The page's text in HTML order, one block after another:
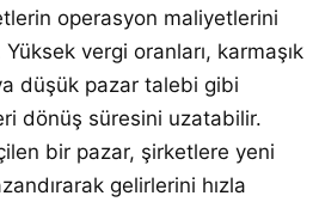
operasyon maliyetlerini
vergi oranları, karmaşık
düşük pazar talebi gibi
dönüş süresini uzatabilir.
bir pazar, şirketlere yeni
gelirlerini hızla